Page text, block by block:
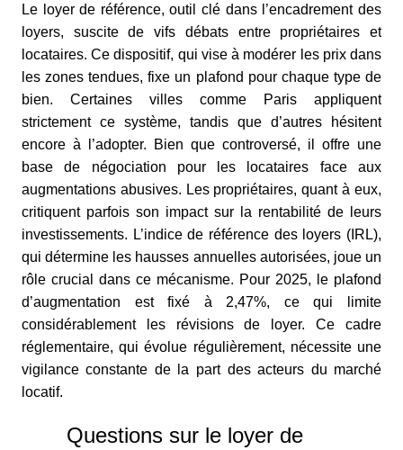
Le loyer de référence, outil clé dans l’encadrement des
loyers, suscite de vifs débats entre propriétaires et
locataires. Ce dispositif, qui vise à modérer les prix dans
les zones tendues, fixe un plafond pour chaque type de
bien. Certaines villes comme Paris appliquent
strictement ce système, tandis que d’autres hésitent
encore à l’adopter. Bien que controversé, il offre une
base de négociation pour les locataires face aux
augmentations abusives. Les propriétaires, quant à eux,
critiquent parfois son impact sur la rentabilité de leurs
investissements. L’indice de référence des loyers (IRL),
qui détermine les hausses annuelles autorisées, joue un
rôle crucial dans ce mécanisme. Pour 2025, le plafond
d’augmentation est fixé à 2,47%, ce qui limite
considérablement les révisions de loyer. Ce cadre
réglementaire, qui évolue régulièrement, nécessite une
vigilance constante de la part des acteurs du marché
locatif.
Questions sur le loyer de